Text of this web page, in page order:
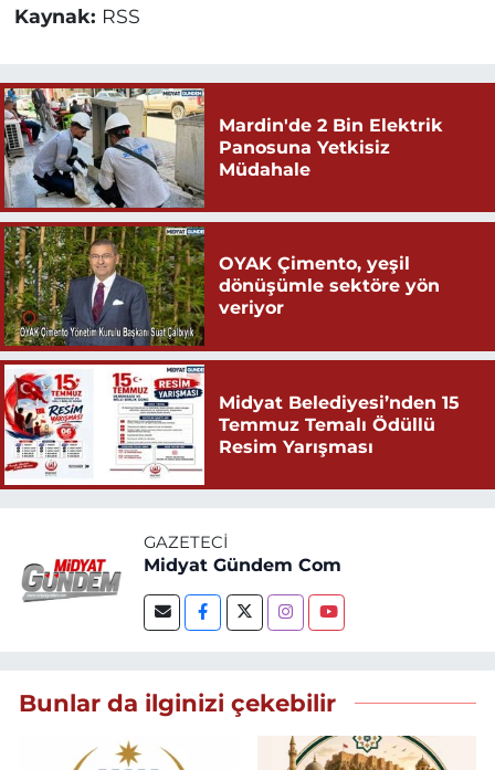
Kaynak: RSS
Mardin'de 2 Bin Elektrik
Panosuna Yetkisiz
Müdahale
OYAK Çimento, yeşil
dönüşümle sektöre yön
veriyor
Midyat Belediyesi’nden 15
Temmuz Temalı Ödüllü
Resim Yarışması
GAZETECI
Midyat Gündem Com
Bunlar da ilginizi çekebilir